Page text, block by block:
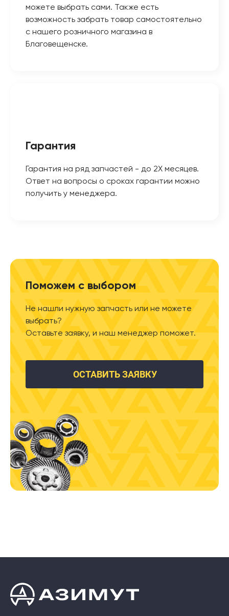
можете выбрать сами. Также есть
возможность забрать товар самостоятельно
с нашего розничного магазина в
Благовещенске.
Гарантия
Гарантия на ряд запчастей - до 2Х месяцев.
Ответ на вопросы о сроках гарантии можно
получить у менеджера.
Поможем с выбором
Не нашли нужную запчасть или не можете
выбрать?
Оставьте заявку, и наш менеджер поможет.
ОСТАВИТЬ ЗАЯВКУ